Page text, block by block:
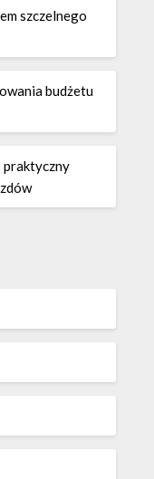
szczelnego
budżetu
praktyczny